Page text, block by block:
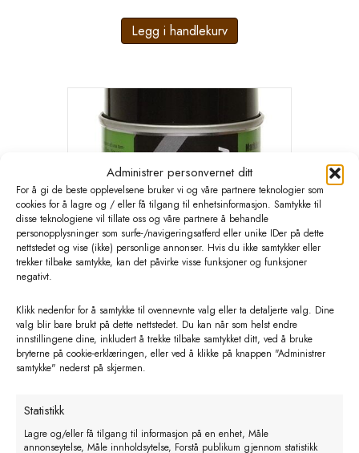
Administrer personvernet ditt
For å gi de beste opplevelsene bruker vi og våre partnere teknologier som
cookies for å lagre og / eller få tilgang til enhetsinformasjon. Samtykke til
disse teknologiene vil tillate oss og våre partnere å behandle
personopplysninger som surfe-/navigeringsatferd eller unike IDer på dette
nettstedet og vise (ikke) personlige annonser. Hvis du ikke samtykker eller
trekker tilbake samtykke, kan det påvirke visse funksjoner og funksjoner
negativt.
Klikk nedenfor for å samtykke til ovennevnte valg eller ta detaljerte valg. Dine
valg blir bare brukt på dette nettstedet. Du kan når som helst endre
innstillingene dine, inkludert å trekke tilbake samtykket ditt, ved å bruke
bryterne på cookie-erklæringen, eller ved å klikke på knappen "Administrer
samtykke" nederst på skjermen.
Statistikk
Lagre og/eller få tilgang til informasjon på en enhet, Måle
annonseytelse, Måle innholdsytelse, Forstå publikum gjennom statistikk
Legg i handlekurv